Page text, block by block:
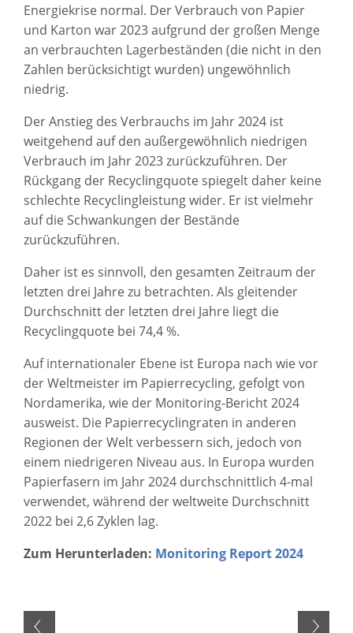
Energiekrise normal. Der Verbrauch von Papier
und Karton war 2023 aufgrund der großen Menge
an verbrauchten Lagerbeständen (die nicht in den
Zahlen berücksichtigt wurden) ungewöhnlich
niedrig.
Der Anstieg des Verbrauchs im Jahr 2024 ist
weitgehend auf den außergewöhnlich niedrigen
Verbrauch im Jahr 2023 zurückzuführen. Der
Rückgang der Recyclingquote spiegelt daher keine
schlechte Recyclingleistung wider. Er ist vielmehr
auf die Schwankungen der Bestände
zurückzuführen.
Daher ist es sinnvoll, den gesamten Zeitraum der
letzten drei Jahre zu betrachten. Als gleitender
Durchschnitt der letzten drei Jahre liegt die
Recyclingquote bei 74,4 %.
Auf internationaler Ebene ist Europa nach wie vor
der Weltmeister im Papierrecycling, gefolgt von
Nordamerika, wie der Monitoring-Bericht 2024
ausweist. Die Papierrecyclingraten in anderen
Regionen der Welt verbessern sich, jedoch von
einem niedrigeren Niveau aus. In Europa wurden
Papierfasern im Jahr 2024 durchschnittlich 4-mal
verwendet, während der weltweite Durchschnitt
2022 bei 2,6 Zyklen lag.
Zum Herunterladen: Monitoring Report 2024